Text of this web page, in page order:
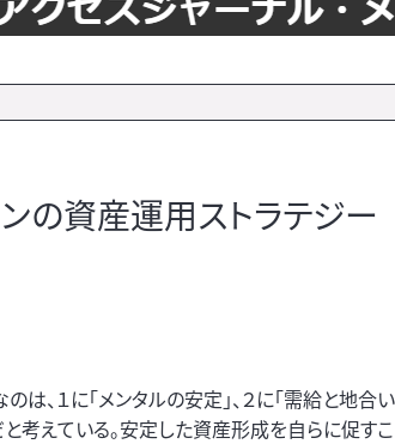
ンの資産運用ストラテ
１に「メンタルの安定」、２に「需給と地合
と考えている。安定した資産形成を自らに促す